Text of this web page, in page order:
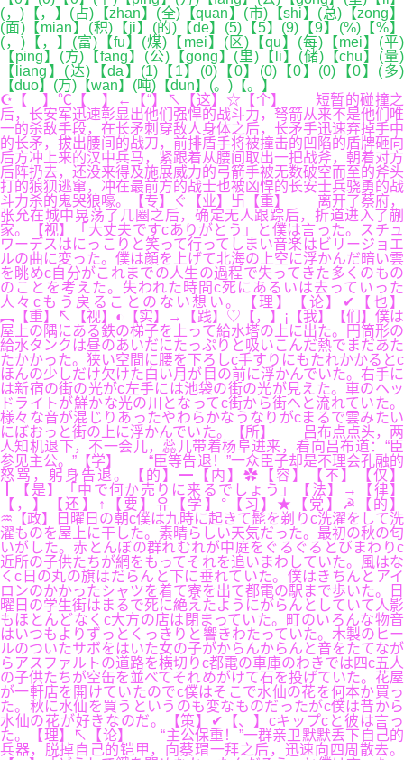
(，)【，】(占)【zhan】(全)【quan】(市)【shi】(总)【zong】
(面)【mian】(积)【ji】(的)【de】(5)【5】(9)【9】(%)【%】
(，)【，】(富)【fu】(煤)【mei】(区)【qu】(每)【mei】(平)
【ping】(方)【fang】(公)【gong】(里)【li】(储)【chu】(量)
【liang】(达)【da】(1)【1】(0)【0】(0)【0】(0)【0】(多)
【duo】(万)【wan】(吨)【dun】(。)【。】
☪【 】℃【 】←【“】↖【这】☆【个】 短暂的碰撞之
后，长安军迅速彰显出他们强悍的战斗力，弩箭从来不是他们唯
一的杀敌手段，在长矛刺穿敌人身体之后，长矛手迅速弃掉手中
的长矛，拔出腰间的战刀，前排盾手将被撞击的凹陷的盾牌砸向
后方冲上来的汉中兵马，紧跟着从腰间取出一把战斧，朝着对方
后阵扔去，还没来得及施展威力的弓箭手被无数破空而至的斧头
打的狼狈逃窜，冲在最前方的战士也被凶悍的长安士兵骁勇的战
斗力杀的鬼哭狼嚎。【专】ぐ【业】卐【重】 离开了蔡府，
张允在城中晃荡了几圈之后，确定无人跟踪后，折道进入了蒯
家。【视】「大丈夫ですcありがとう」と僕は言った。スチュ
ワーデスはにっこりと笑って行ってしまい音楽はビリージョエ
ルの曲に変った。僕は顔を上げて北海の上空に浮かんだ暗い雲
を眺めc自分がこれまでの人生の過程で失ってきた多くのもの
のことを考えた。失われた時間c死にあるいは去っていった
人々cもう戻ることのない想い。【理】【论】✔【也】
︻【重】↖【视】◐【实】→【践】♡【，】¡【我】【们】僕は
屋上の隅にある鉄の梯子を上って給水塔の上に出た。円筒形の
給水タンクは昼のあいだにたっぷりと吸いこんだ熱でまだあた
たかかった。狭い空間に腰を下ろしc手すりにもたれかかるとc
ほんの少しだけ欠けた白い月が目の前に浮かんでいた。右手に
は新宿の街の光がc左手には池袋の街の光が見えた。車のヘッ
ドライトが鮮かな光の川となってc街から街へと流れていた。
様々な音が混じりあったやわらかなうなりがcまるで雲みたい
にぼおっと街の上に浮かんでいた。【所】 吕布点点头，两
人知机退下，不一会儿，蕊儿带着杨阜进来，看向吕布道：“臣
参见主公。”【学】 “臣等告退！”一众臣子却是不理会孔融的
怒骂，躬身告退。【的】━【内】✿【容】【不】【仅】
┃【是】「中で何か売りに来るでしょう」【法】→【律】
【，】【还】↑【要】유【学】°【习】★【党】☭【的】
♒【政】日曜日の朝c僕は九時に起きて髭を剃りc洗濯をして洗
濯ものを屋上に干した。素晴らしい天気だった。最初の秋の匂
いがした。赤とんぼの群れむれが中庭をぐるぐるとびまわりc
近所の子供たちが網をもってそれを追いまわしていた。風はな
くc日の丸の旗はだらんと下に垂れていた。僕はきちんとアイ
ロンのかかったシャツを着て寮を出て都電の駅まで歩いた。日
曜日の学生街はまるで死に絶えたようにがらんとしていて人影
もほとんどなくc大方の店は閉まっていた。町のいろんな物音
はいつもよりずっとくっきりと響きわたっていた。木製のヒー
ルのついたサボをはいた女の子がからんからんと音をたてなが
らアスファルトの道路を横切りc都電の車庫のわきでは四c五人
の子供たちが空缶を並べてそれめがけて石を投げていた。花屋
が一軒店を開けていたのでc僕はそこで水仙の花を何本か買っ
た。秋に水仙を買うというのも変なものだったがc僕は昔から
水仙の花が好きなのだ。【策】✔【、】cキップcと彼は言っ
た。【理】↖【论】 “主公保重！”一群亲卫默默丢下自己的
兵器，脱掉自己的铠甲，向蔡瑁一拜之后，迅速向四周散去。